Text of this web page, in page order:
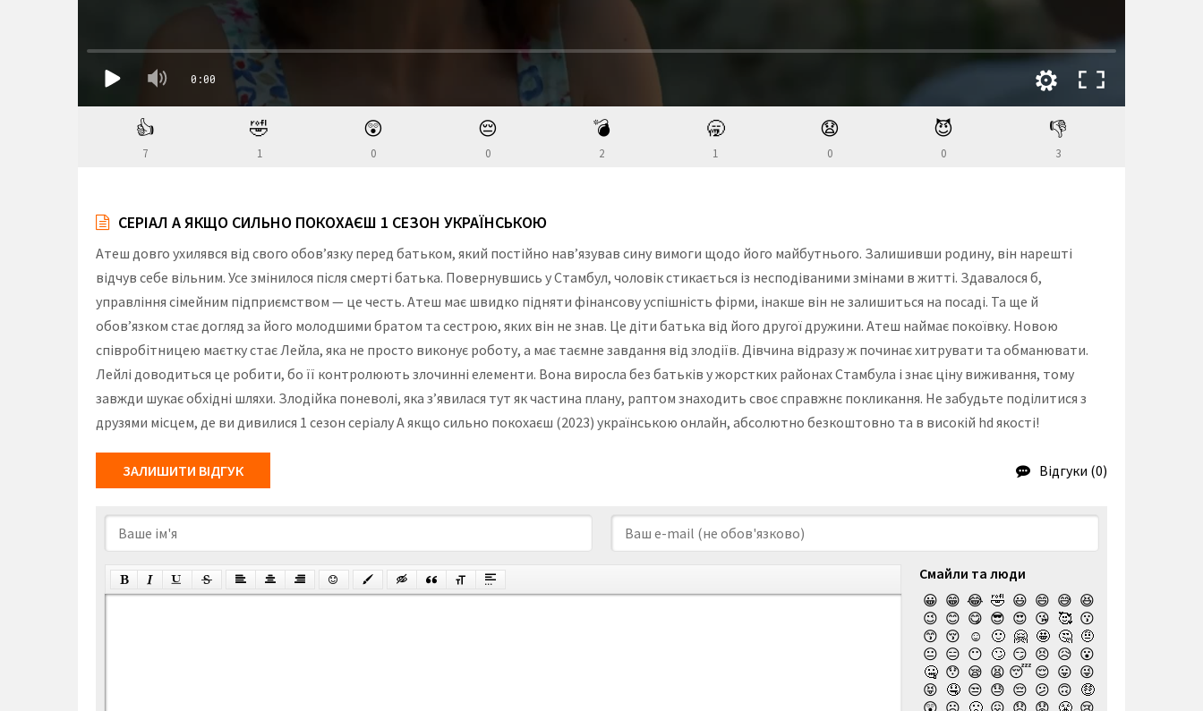
👍
7
🤣
1
😲
0
😔
0
💣
2
🥱
1
😧
0
😈
0
👎
3
СЕРІАЛ А ЯКЩО СИЛЬНО ПОКОХАЄШ 1 СЕЗОН УКРАЇНСЬКОЮ
Атеш довго ухилявся від свого обов’язку перед батьком, який постійно нав’язував сину вимоги щодо його майбутнього. Залишивши родину, він нарешті
відчув себе вільним. Усе змінилося після смерті батька. Повернувшись у Стамбул, чоловік стикається із несподіваними змінами в житті. Здавалося б,
управління сімейним підприємством — це честь. Атеш має швидко підняти фінансову успішність фірми, інакше він не залишиться на посаді. Та ще й
обов’язком стає догляд за його молодшими братом та сестрою, яких він не знав. Це діти батька від його другої дружини. Атеш наймає покоївку. Новою
співробітницею маєтку стає Лейла, яка не просто виконує роботу, а має таємне завдання від злодіїв. Дівчина відразу ж починає хитрувати та обманювати.
Лейлі доводиться це робити, бо її контролюють злочинні елементи. Вона виросла без батьків у жорстких районах Стамбула і знає ціну виживання, тому
завжди шукає обхідні шляхи. Злодійка поневолі, яка з’явилася тут як частина плану, раптом знаходить своє справжнє покликання. Не забудьте поділитися з
друзями місцем, де ви дивилися 1 сезон серіалу А якщо сильно покохаєш (2023) українською онлайн, абсолютно безкоштовно та в високій hd якості!
ЗАЛИШИТИ ВІДГУК Відгуки (0)
Смайли та люди
😀 😁 😂 🤣 😃 😄 😅 😆
😉 😊 😋 😎 😍 😘 🥰 😗
😙 😚 ☺️ 🙂 🤗 🤩 🤔 🤨
😐 😑 😶 🙄 😏 😣 😥 😮
🤐 😯 😪 😫 😴 😌 😛 😜
😝 🤤 😒 😓 😔 😕 🙃 🤑